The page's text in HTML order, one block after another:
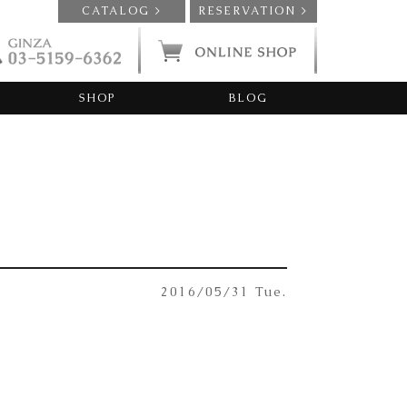
CATALOG > RESERVATION >
SHOP BLOG
2016/05/31 Tue.